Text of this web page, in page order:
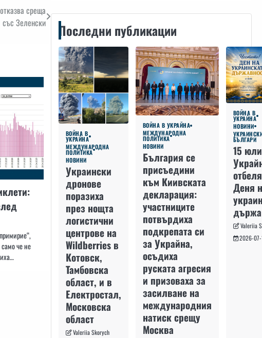
среща
със Зеленски
че не
Последни публикации
ВОЙНА В
УКРАЙНА
МЕЖДУНАРОДНА
ПОЛИТИКА
НОВИНИ
Украински
дронове
поразиха
през нощта
логистични
центрове на
Wildberries в
Котовск,
Тамбовска
област, и в
Електростал,
Московска
област
Valeriia Skorych
ВОЙНА В УКРАЙНА
МЕЖДУНАРОДНА
ПОЛИТИКА
НОВИНИ
България се
присъедини
към Киивската
декларация:
участниците
потвърдиха
подкрепата си
за Украйна,
осъдиха
руската агресия
и призоваха за
засилване на
международния
натиск срещу
Москва
ВОЙНА В
УКРАЙНА
НОВИНИ
БЪЛГАРИ
15
Деня
Valeriia
2026-07-